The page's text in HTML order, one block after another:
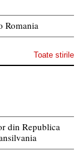
Romania
Toate stirile
din Republica